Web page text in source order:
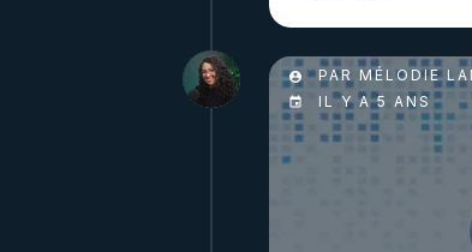
PAR MÉLODIE
IL Y A 5 ANS